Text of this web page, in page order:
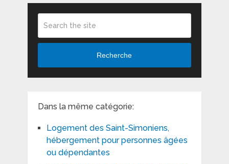
Recherche
Dans la même catégorie:
Logement des Saint-Simoniens,
hébergement pour personnes âgées
ou dépendantes